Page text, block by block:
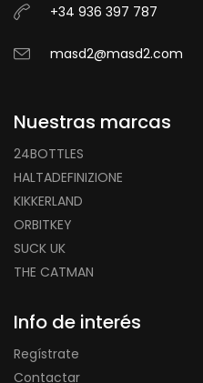
+34 936 397 787
masd2@masd2.com
Nuestras marcas
24BOTTLES
HALTADEFINIZIONE
KIKKERLAND
ORBITKEY
SUCK UK
THE CATMAN
Info de interés
Regístrate
Contactar